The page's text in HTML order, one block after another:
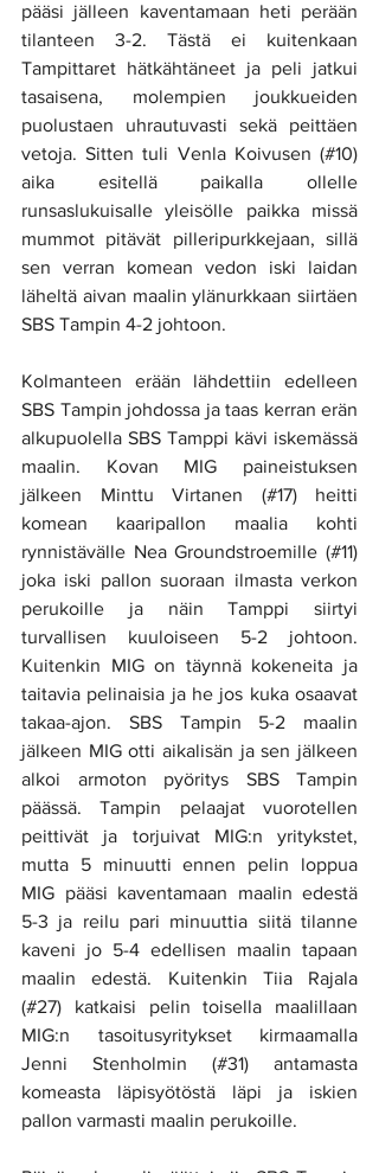
pääsi jälleen kaventamaan heti perään
tilanteen 3-2. Tästä ei kuitenkaan
Tampittaret hätkähtäneet ja peli jatkui
tasaisena, molempien joukkueiden
puolustaen uhrautuvasti sekä peittäen
vetoja. Sitten tuli Venla Koivusen (#10)
aika esitellä paikalla ollelle
runsaslukuisalle yleisölle paikka missä
mummot pitävät pilleripurkkejaan, sillä
sen verran komean vedon iski laidan
läheltä aivan maalin ylänurkkaan siirtäen
SBS Tampin 4-2 johtoon.
Kolmanteen erään lähdettiin edelleen
SBS Tampin johdossa ja taas kerran erän
alkupuolella SBS Tamppi kävi iskemässä
maalin. Kovan MIG paineistuksen
jälkeen Minttu Virtanen (#17) heitti
komean kaaripallon maalia kohti
rynnistävälle Nea Groundstroemille (#11)
joka iski pallon suoraan ilmasta verkon
perukoille ja näin Tamppi siirtyi
turvallisen kuuloiseen 5-2 johtoon.
Kuitenkin MIG on täynnä kokeneita ja
taitavia pelinaisia ja he jos kuka osaavat
takaa-ajon. SBS Tampin 5-2 maalin
jälkeen MIG otti aikalisän ja sen jälkeen
alkoi armoton pyöritys SBS Tampin
päässä. Tampin pelaajat vuorotellen
peittivät ja torjuivat MIG:n yritykstet,
mutta 5 minuutti ennen pelin loppua
MIG pääsi kaventamaan maalin edestä
5-3 ja reilu pari minuuttia siitä tilanne
kaveni jo 5-4 edellisen maalin tapaan
maalin edestä. Kuitenkin Tiia Rajala
(#27) katkaisi pelin toisella maalillaan
MIG:n tasoitusyritykset kirmaamalla
Jenni Stenholmin (#31) antamasta
komeasta läpisyötöstä läpi ja iskien
pallon varmasti maalin perukoille.